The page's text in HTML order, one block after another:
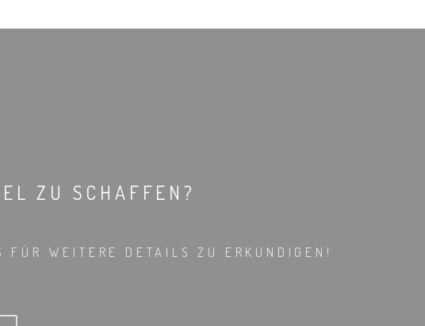
ZU SCHAFFEN?
FÜR WEITERE DETAILS ZU ERKUNDIGEN!